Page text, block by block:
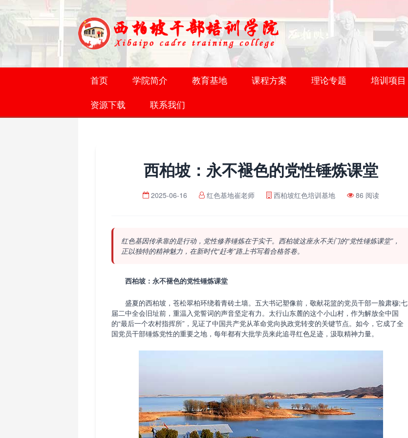
首页 学院简介 教育基地 课程方案 理论专题 培训项目
资源下载
联系我们
西柏坡：永不褪色的党性锤炼课堂
2025-06-16 红色基地崔老师 西柏坡红色培训基地 86 阅读
红色基因传承靠的是行动，党性修养锤炼在于实干。西柏坡这座永不关门的“党性锤炼课堂”，
正以独特的精神魅力，在新时代“赶考”路上书写着合格答卷。
西柏坡：永不褪色的党性锤炼课堂
盛夏的西柏坡，苍松翠柏环绕着青砖土墙。五大书记塑像前，敬献花篮的党员干部一脸肃穆;七
届二中全会旧址前，重温入党誓词的声音坚定有力。太行山东麓的这个小山村，作为解放全中国
的“最后一个农村指挥所”，见证了中国共产党从革命党向执政党转变的关键节点。如今，它成了全
国党员干部锤炼党性的重要之地，每年都有大批学员来此追寻红色足迹，汲取精神力量。